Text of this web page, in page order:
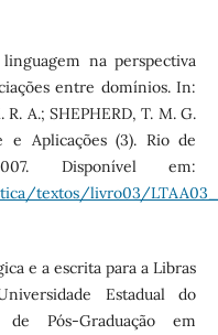
na perspectiva
entre domínios. In:
A.; SHEPHERD, T. M. G.
e Aplicações (3). Rio de
Disponível em:
textos/livro03/
e a escrita para a Libras
Estadual do
Pós-Graduação em